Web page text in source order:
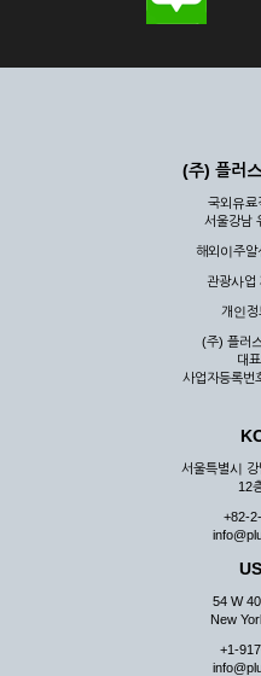
(주) 플러
국외유료
서울강남
해외이주
관광사업
개인정
(주) 플러
대
사업자등록
서울특별시
12
+82-
54 W
New
+1-